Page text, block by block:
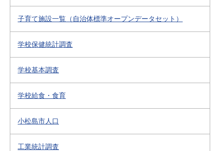
子育て施設一覧（自治体標準オープンデータセット）
学校保健統計調査
学校基本調査
学校給食・食育
小松島市人口
工業統計調査